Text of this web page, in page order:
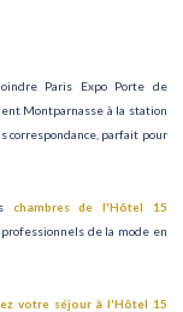
Paris Expo Porte de
Montparnasse à la station
correspondance, parfait pour
chambres de l'Hôtel 15
de la mode en
votre séjour à l'Hôtel 15